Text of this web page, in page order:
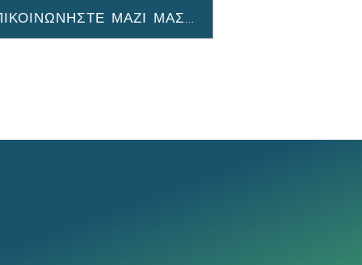
ΜΑΖΙ ΜΑΣ...